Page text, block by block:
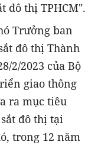
đô thị TPHCM".
Trưởng ban
đô thị Thành
2/2023 của Bộ
giao thông
ra mục tiêu
đô thị tại
trong 12 năm